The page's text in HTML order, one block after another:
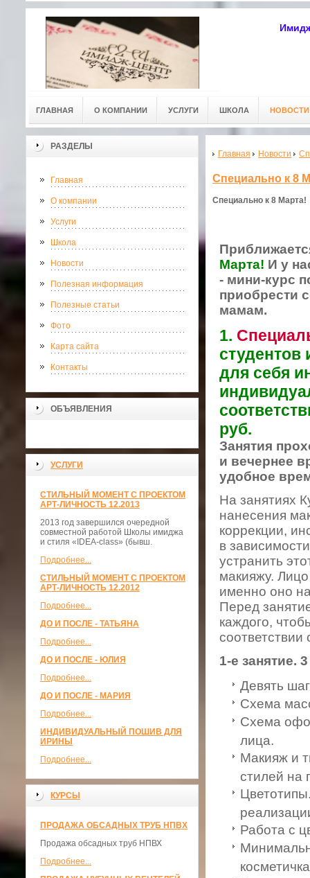
ГЛАВНАЯ О КОМПАНИИ УСЛУГИ ШКОЛА НОВОСТИ
РАЗДЕЛЫ
Главная
О компании
Услуги
Школа
Новости
Полезная информация
Полезные статьи
Фото
Карта сайта
Контакты
ОБЪЯВЛЕНИЯ
УСЛУГИ
СТИЛЬНЫЙ МОМЕНТ С ПРОЕКТОМ
АРТ-ЛИЧНОСТЬ 12.2013
2013 год завершился очередной
совместной работой Школы имиджа
и стиля «IDEA-class» (бывш.
Подробнее...
СТИЛЬНЫЙ МОМЕНТ С ПРОЕКТОМ
АРТ-ЛИЧНОСТЬ 12.2012
Подробнее...
ДО И ПОСЛЕ - ТАТЬЯНА
Подробнее...
ДО И ПОСЛЕ - ЮЛИЯ
Подробнее...
ДО И ПОСЛЕ - МАРИЯ
Подробнее...
ИНДИВИДУАЛЬНЫЙ ПОШИВ ДЛЯ
ИРИНЫ
Подробнее...
КУРСЫ
ПРОДАЖА ОБСАДНЫХ ТРУБ НПВХ
Продажа обсадных труб НПВХ
Подробнее...
Главная Новости
Специально к 8
Специально к 8 Марта!
Марта! И у
- мини-курс
приобрести
мамам.
1.
студентов
для себя
руб.
Занятия
и вечернее
удобное
На занятиях
нанесения
коррекции,
в
устранить
макияжу.
именно оно
Перед
каждого,
1-е занятие.
Девять
Схема
Схема
лица.
Макияж и
стилей на
Работа с